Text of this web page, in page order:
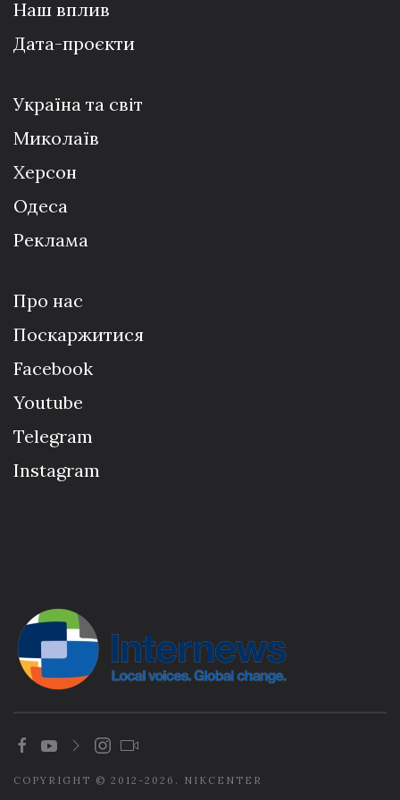
Наш вплив
Дата-проєкти
Україна та світ
Миколаїв
Херсон
Одеса
Реклама
Про нас
Поскаржитися
Facebook
Youtube
Telegram
Instagram
COPYRIGHT © 2012-2026. NIKCENTER